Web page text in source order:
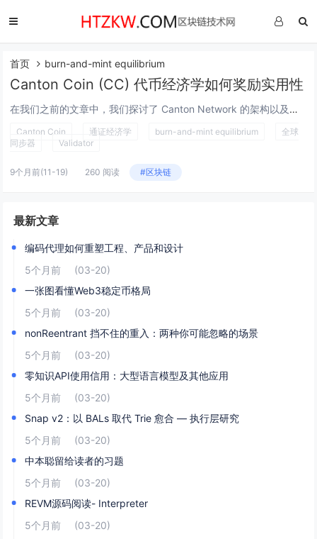
首页 burn-and-mint equilibrium
Canton Coin (CC) 代币经济学如何奖励实用性
在我们之前的文章中，我们探讨了 Canton Network 的架构以及其“机房”内的多层交互。现在，我们将转向驱动这一切的经济模型：Canton Coin (CC) 的 tokenomics。它的设计颠覆了过去的剧本，从仅仅保护...
Canton Coin 通证经济学 burn-and-mint equilibrium
全球
同步器
Validator
9个月前(11-19) 260 阅读 #区块链
最新文章
编码代理如何重塑工程、产品和设计
5个月前
(03-20)
一张图看懂Web3稳定币格局
5个月前
(03-20)
nonReentrant 挡不住的重入：两种你可能忽略的场景
5个月前
(03-20)
零知识API使用信用：大型语言模型及其他应用
5个月前
(03-20)
Snap v2：以 BALs 取代 Trie 愈合 — 执行层研究
5个月前
(03-20)
中本聪留给读者的习题
5个月前
(03-20)
REVM源码阅读- Interpreter
5个月前
(03-20)